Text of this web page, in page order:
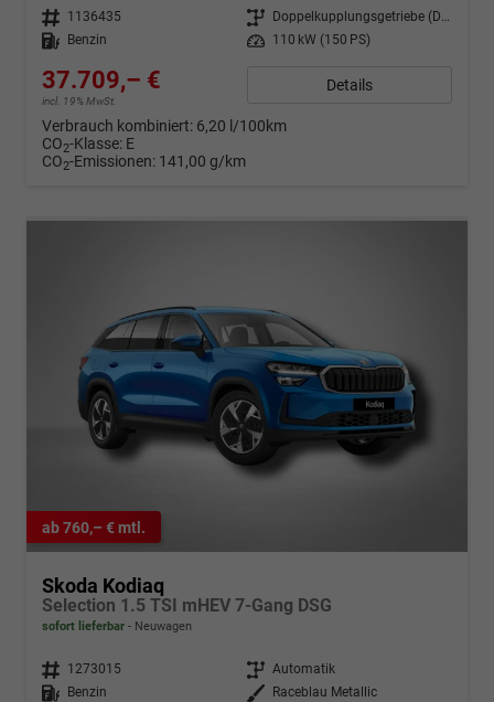
Fahrzeugnr. 1136435 Getriebe
Doppelkupplungsgetriebe (DSG)
Kraftstoff
Benzin Leistung 110 kW (150 PS)
37.709,– €
incl. 19% MwSt.
Details
Verbrauch kombiniert: 6,20 l/100km
CO2-Klasse: E
CO2-Emissionen: 141,00 g/km
ab 760,– € mtl.
Skoda Kodiaq
Selection 1.5 TSI mHEV 7-Gang DSG
sofort lieferbar Neuwagen
Fahrzeugnr. 1273015 Getriebe Automatik
Kraftstoff
Benzin Außenfarbe
Raceblau Metallic